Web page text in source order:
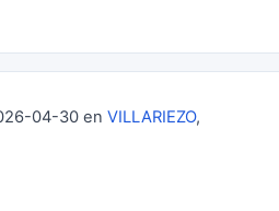
04-30 en VILLARIEZO,